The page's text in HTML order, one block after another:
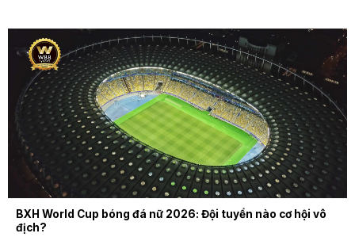
BXH World Cup bóng đá nữ 2026: Đội tuyển nào cơ hội vô
địch?